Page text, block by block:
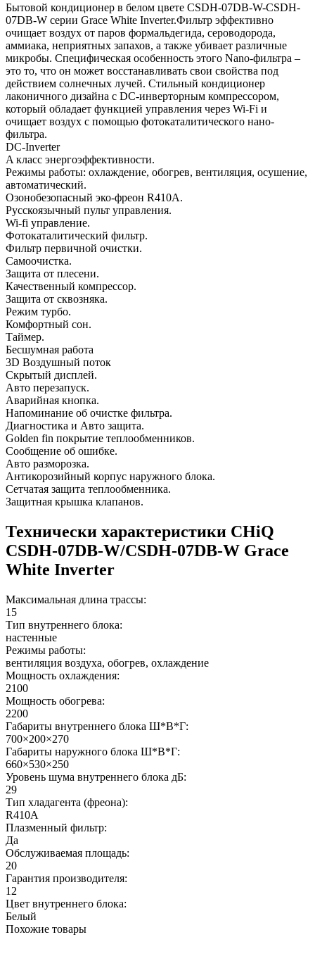
Бытовой кондиционер в белом цвете CSDH-07DB-W-CSDH-
07DB-W серии Grace White Inverter.Фильтр эффективно
очищает воздух от паров формальдегида, сероводорода,
аммиака, неприятных запахов, а также убивает различные
микробы. Специфическая особенность этого Nano-фильтра –
это то, что он может восстанавливать свои свойства под
действием солнечных лучей. Стильный кондиционер
лаконичного дизайна с DC-инверторным компрессором,
который обладает функцией управления через Wi-Fi и
очищает воздух с помощью фотокаталитического нано-
фильтра.
DC-Inverter
A класс энергоэффективности.
Режимы работы: охлаждение, обогрев, вентиляция, осушение,
автоматический.
Озонобезопасный эко-фреон R410A.
Русскоязычный пульт управления.
Wi-fi управление.
Фотокаталитический фильтр.
Фильтр первичной очистки.
Самоочистка.
Защита от плесени.
Качественный компрессор.
Защита от сквозняка.
Режим турбо.
Комфортный сон.
Таймер.
Бесшумная работа
3D Воздушный поток
Скрытый дисплей.
Авто перезапуск.
Аварийная кнопка.
Напоминание об очистке фильтра.
Диагностика и Авто защита.
Golden fin покрытие теплообменников.
Сообщение об ошибке.
Авто разморозка.
Антикорозийный корпус наружнoго блока.
Cетчатая защита теплообменника.
Защитная крышка клапанов.
Технически характеристики CHiQ
CSDH-07DB-W/CSDH-07DB-W Grace
White Inverter
Максимальная длина трассы:
15
Тип внутреннего блока:
настенные
Режимы работы:
вентиляция воздуха, обогрев, охлаждение
Мощность охлаждения:
2100
Мощность обогрева:
2200
Габариты внутреннего блока Ш*В*Г:
700×200×270
Габариты наружного блока Ш*В*Г:
660×530×250
Уровень шума внутреннего блока дБ:
29
Тип хладагента (фреона):
R410A
Плазменный фильтр:
Да
Обслуживаемая площадь:
20
Гарантия производителя:
12
Цвет внутреннего блока:
Белый
Похожие товары